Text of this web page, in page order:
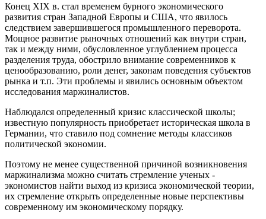
Конец XIX в. стал временем бурного экономического
развития стран Западной Европы и США, что явилось
следствием завершившегося промышленного переворота.
Мощное развитие рыночных отношений как внутри стран,
так и между ними, обусловленное углублением процесса
разделения труда, обострило внимание современников к
ценообразованию, роли денег, законам поведения субъектов
рынка и т.п. Эти проблемы и явились основным объектом
исследования маржиналистов.
Наблюдался определенный кризис классической школы;
известную популярность приобретает историческая школа в
Германии, что ставило под сомнение методы классиков
политической экономии.
Поэтому не менее существенной причиной возникновения
маржинализма можно считать стремление ученых -
экономистов найти выход из кризиса экономической теории,
их стремление открыть определенные новые перспективы
современному им экономическому порядку.